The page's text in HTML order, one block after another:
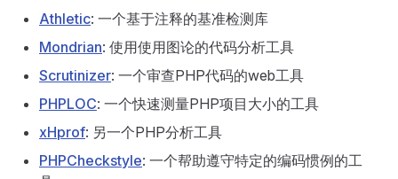
Athletic: 一个基于注释的基准检测库
Mondrian: 使用使用图论的代码分析工具
Scrutinizer: 一个审查PHP代码的web工具
PHPLOC: 一个快速测量PHP项目大小的工具
xHprof: 另一个PHP分析工具
PHPCheckstyle: 一个帮助遵守特定的编码惯例的工